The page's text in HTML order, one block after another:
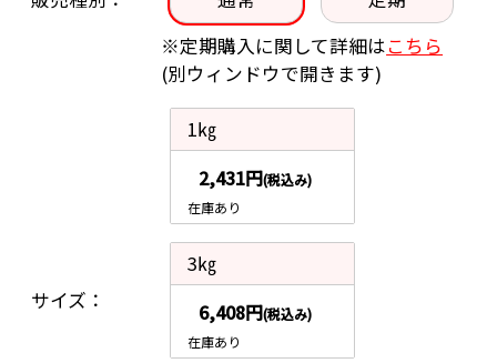
※定期購入に関して詳細はこちら
(別ウィンドウで開きます)
サイズ
1㎏
2,431円(税込み)
在庫あり
3㎏
6,408円(税込み)
在庫あり